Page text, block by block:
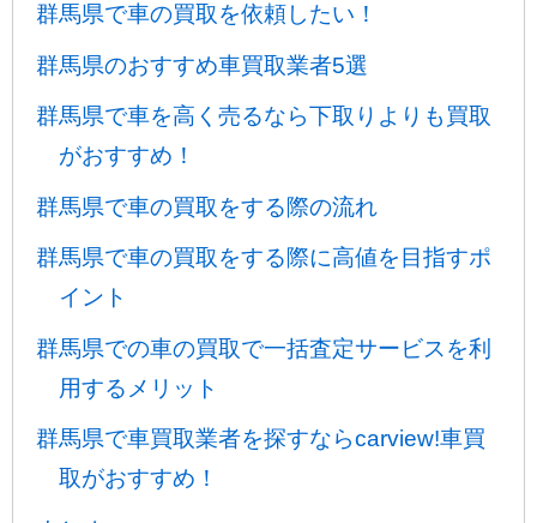
群馬県で車の買取を依頼したい！
群馬県のおすすめ車買取業者5選
群馬県で車を高く売るなら下取りよりも買取
がおすすめ！
群馬県で車の買取をする際の流れ
群馬県で車の買取をする際に高値を目指すポ
イント
群馬県での車の買取で一括査定サービスを利
用するメリット
群馬県で車買取業者を探すならcarview!車買
取がおすすめ！